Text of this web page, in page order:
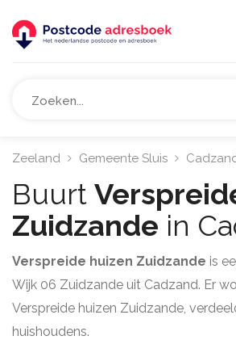
Zeeland Gemeente Sluis
Buurt
Zuidzande in
Verspreide huizen Zuidzande is
Wijk 06 Zuidzande uit Cadzand. Er
Verspreide huizen Zuidzande,
huishoudens.